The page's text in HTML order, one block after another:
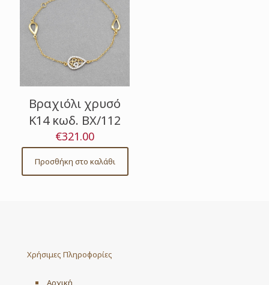
Βραχιόλι χρυσό
Κ14 κωδ. ΒΧ/112
€321.00
Προσθήκη στο καλάθι
Χρήσιμες Πληροφορίες
Αρχική